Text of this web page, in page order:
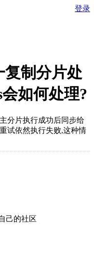
登录
复制分片处
如何处理?
分片执行成功后同步给
试依然执行失败,这种情
己的社区